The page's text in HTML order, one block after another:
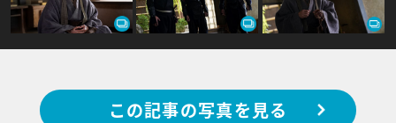
この記事の写真を見る